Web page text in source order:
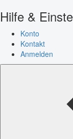
Hilfe &
Konto
Kontakt
Anmelden